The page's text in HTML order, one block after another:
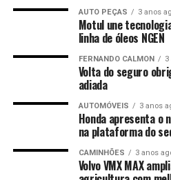
AUTO PEÇAS 3 anos
Motul une
linha de óleos NGEN
FERNANDO CALMON 3
Volta do seguro
adiada
AUTOMÓVEIS 3 anos
Honda apresenta o
na plataforma do
CAMINHÕES 3 anos
Volvo VMX MAX